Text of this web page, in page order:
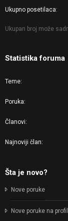
Ukupno posetilaca
Ukupan broj može
Statistika foruma
Teme
Poruka
Članovi
Najnoviji član
Šta je novo?
Nove poruke
Nove poruke na